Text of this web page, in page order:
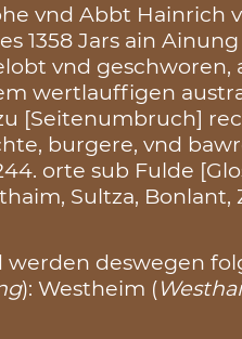
vnd Abbt Hainrich
1358 Jars ain
vnd geschworen,
wertlauffigen
[Seitenumbruch]
burgere, vnd
orte sub Fulde
Sultza,
werden deswegen
): Westheim (